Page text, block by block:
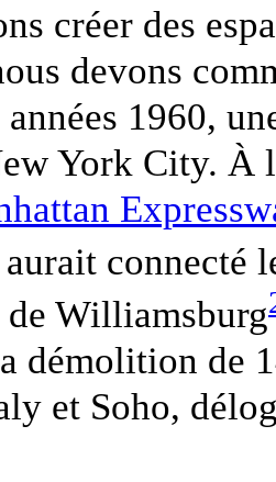
créer des
devons
1960,
York City. À
connecté
Williamsburg
démolition de
et Soho,